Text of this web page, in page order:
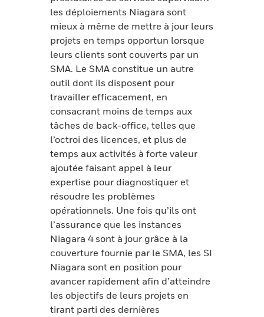
les déploiements Niagara sont
mieux à même de mettre à jour leurs
projets en temps opportun lorsque
leurs clients sont couverts par un
SMA. Le SMA constitue un autre
outil dont ils disposent pour
travailler efficacement, en
consacrant moins de temps aux
tâches de back-office, telles que
l’octroi des licences, et plus de
temps aux activités à forte valeur
ajoutée faisant appel à leur
expertise pour diagnostiquer et
résoudre les problèmes
opérationnels. Une fois qu’ils ont
l’assurance que les instances
Niagara 4 sont à jour grâce à la
couverture fournie par le SMA, les SI
Niagara sont en position pour
avancer rapidement afin d’atteindre
les objectifs de leurs projets en
tirant parti des dernières